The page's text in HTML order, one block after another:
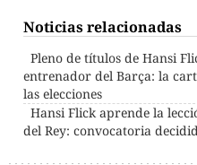
Noticias relacionadas
Pleno de títulos de Hansi
entrenador del Barça: la
las elecciones
Hansi Flick aprende la
del Rey: convocatoria